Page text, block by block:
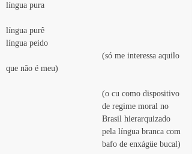
língua pura
língua purê
língua peido
(só me interessa aquilo
que não é meu)
(o cu como dispositivo
de regime moral no
Brasil hierarquizado
pela língua branca com
bafo de enxágüe bucal)